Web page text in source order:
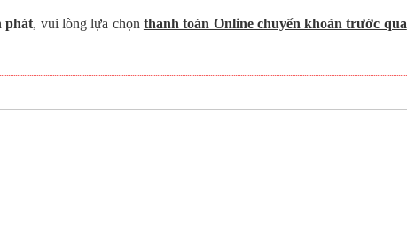
phát, vui lòng lựa chọn thanh toán Online chuyển khoản trước qua